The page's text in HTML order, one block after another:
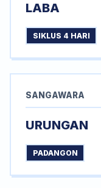
LABA
SIKLUS 4 HARI
SANGAWARA
URUNGAN
PADANGON